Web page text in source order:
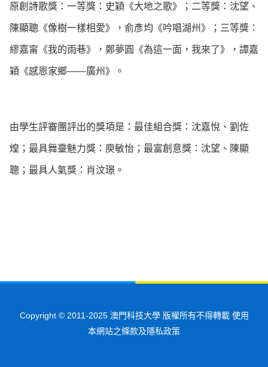
原創詩歌獎：一等獎：史穎《大地之歌》；二等獎：沈望、
陳顯聰《像樹一樣相愛》，俞彥均《吟唱湖州》；三等獎：
繆嘉甯《我的雨巷》，鄭夢圓《為這一面，我來了》，譚嘉
穎《感恩家鄉——廣州》。
由學生評審團評出的獎項是：最佳組合獎：沈嘉悅、劉佐
煌；最具舞臺魅力獎：庾敏怡；最富創意獎：沈望、陳顯
聰；最具人氣獎：肖汶璟。
Copyright © 2011-2025 澳門科技大學 版權所有不得轉載 使用
本網站之條款及隱私政策